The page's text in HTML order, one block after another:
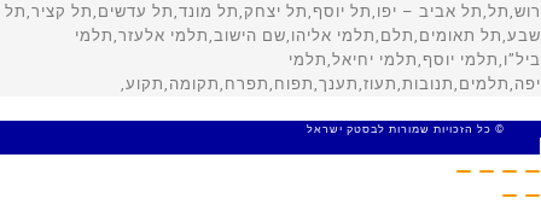
© כל הזכויות שמורות לבסטק ישראל